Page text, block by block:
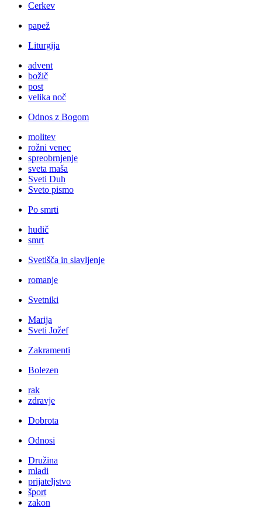
Cerkev
papež
Liturgija
advent
božič
post
velika noč
Odnos z Bogom
molitev
rožni venec
spreobrnjenje
sveta maša
Sveti Duh
Sveto pismo
Po smrti
hudič
smrt
Svetišča in slavljenje
romanje
Svetniki
Marija
Sveti Jožef
Zakramenti
Bolezen
rak
zdravje
Dobrota
Odnosi
Družina
mladi
prijateljstvo
šport
zakon